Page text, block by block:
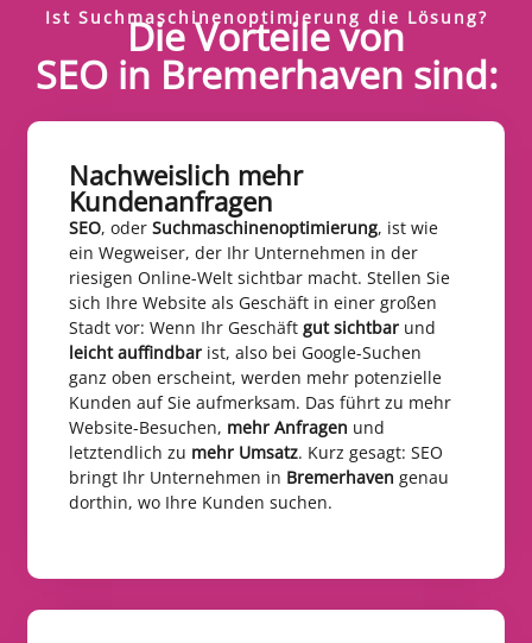
Ist Suchmaschinenoptimierung die Lösung?
Die Vorteile von
SEO in Bremerhaven sind:
Nachweislich mehr
Kundenanfragen​
SEO, oder Suchmaschinenoptimierung, ist wie
ein Wegweiser, der Ihr Unternehmen in der
riesigen Online-Welt sichtbar macht. Stellen Sie
sich Ihre Website als Geschäft in einer großen
Stadt vor: Wenn Ihr Geschäft gut sichtbar und
leicht auffindbar ist, also bei Google-Suchen
ganz oben erscheint, werden mehr potenzielle
Kunden auf Sie aufmerksam. Das führt zu mehr
Website-Besuchen, mehr Anfragen und
letztendlich zu mehr Umsatz. Kurz gesagt: SEO
bringt Ihr Unternehmen in Bremerhaven genau
dorthin, wo Ihre Kunden suchen.